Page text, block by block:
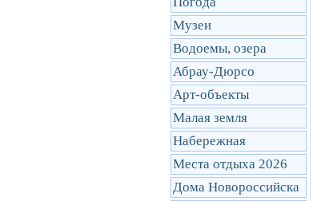
Музеи
Водоемы, озера
Абрау-Дюрсо
Арт-объекты
Малая земля
Набережная
Места отдыха 2026
Дома Новороссийска